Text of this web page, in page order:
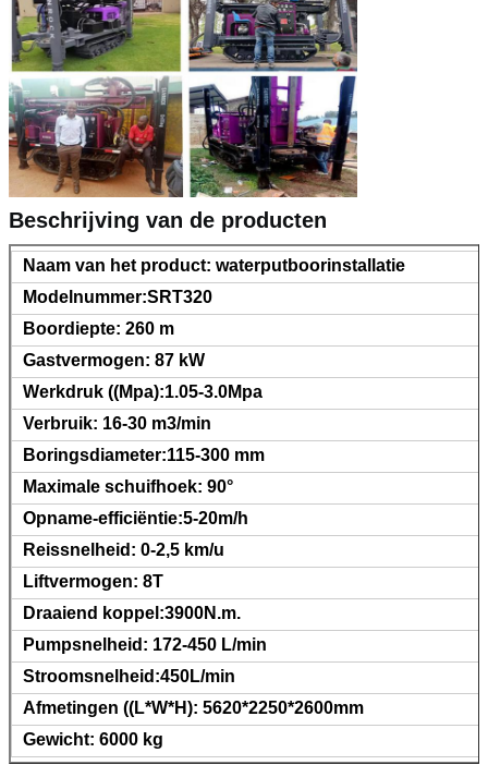
Beschrijving van de producten
Naam van het product: waterputboorinstallatie
Modelnummer:SRT320
Boordiepte: 260 m
Gastvermogen: 87 kW
Werkdruk ((Mpa):1.05-3.0Mpa
Verbruik: 16-30 m3/min
Boringsdiameter:115-300 mm
Maximale schuifhoek: 90°
Opname-efficiëntie:5-20m/h
Reissnelheid: 0-2,5 km/u
Liftvermogen: 8T
Draaiend koppel:3900N.m.
Pumpsnelheid: 172-450 L/min
Stroomsnelheid:450L/min
Afmetingen ((L*W*H): 5620*2250*2600mm
Gewicht: 6000 kg